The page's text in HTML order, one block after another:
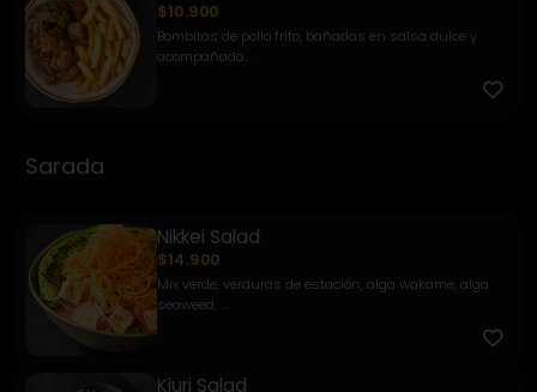
$10.900
Bombitas de pollo frito, bañadas en salsa dulce y
acompañado...
Sarada
Nikkei Salad
$14.900
Mix verde, verduras de estación, alga wakame, alga
seaweed, ...
Kiuri Salad